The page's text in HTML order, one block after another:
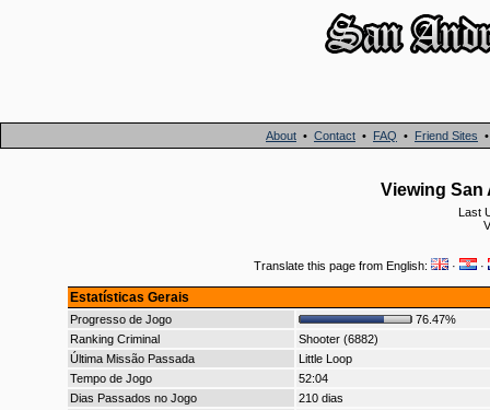
About • Contact • FAQ • Friend Sites
Viewing San
Last
Translate this page from English: · ·
Estatísticas Gerais
Progresso de Jogo
76.47%
Ranking Criminal
Shooter (6882)
Última Missão Passada
Little Loop
Tempo de Jogo
52:04
Dias Passados no Jogo
210 dias